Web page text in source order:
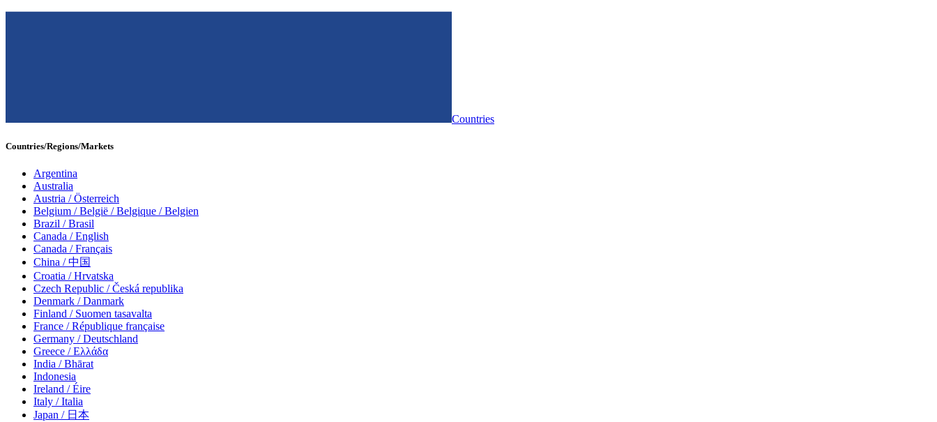
Countries
Countries/Regions/Markets
Argentina
Australia
Austria / Österreich
Belgium / België / Belgique / Belgien
Brazil / Brasil
Canada / English
Canada / Français
China / 中国
Croatia / Hrvatska
Czech Republic / Česká republika
Denmark / Danmark
Finland / Suomen tasavalta
France / République française
Germany / Deutschland
Greece / Ελλάδα
India / Bhārat
Indonesia
Ireland / Éire
Italy / Italia
Japan / 日本